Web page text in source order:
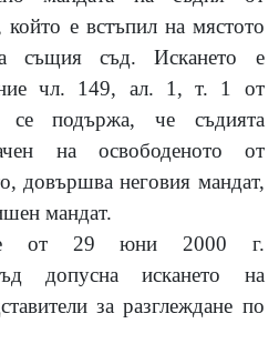
е встъпил на мястото
същия съд. Искането е
чл. 149, ал. 1,т. 1 от
се подържа, че съдията
на освободеното от
довършва неговия мандат,
мандат.
от 29юни 2000 г.
допусна искането на
за разглеждане по